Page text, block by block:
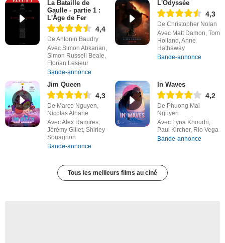
La Bataille de
Gaulle - partie 1 :
L'Âge de Fer
4,4
De Antonin Baudry
Avec Simon Abkarian,
Simon Russell Beale,
Florian Lesieur
Bande-annonce
L'Odyssée
4,3
De Christopher Nolan
Avec Matt Damon, Tom
Holland, Anne
Hathaway
Bande-annonce
Jim Queen
4,3
De Marco Nguyen,
Nicolas Athane
Avec Alex Ramires,
Jérémy Gillet, Shirley
Souagnon
Bande-annonce
In Waves
4,2
De Phuong Mai
Nguyen
Avec Lyna Khoudri,
Paul Kircher, Rio Vega
Bande-annonce
Tous les meilleurs films au ciné